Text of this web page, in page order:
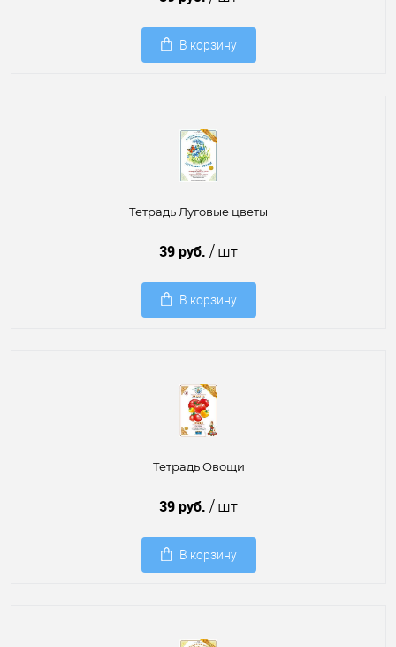
В корзину
Тетрадь Луговые цветы
39 руб. / шт
В корзину
Тетрадь Овощи
39 руб. / шт
В корзину